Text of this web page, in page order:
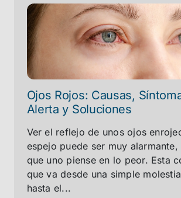
Ojos Rojos: Causas,
Alerta y Soluciones
Ver el reflejo de unos ojos
espejo puede ser muy alarmante,
que uno piense en lo peor. Esta
que va desde una simple
hasta el...